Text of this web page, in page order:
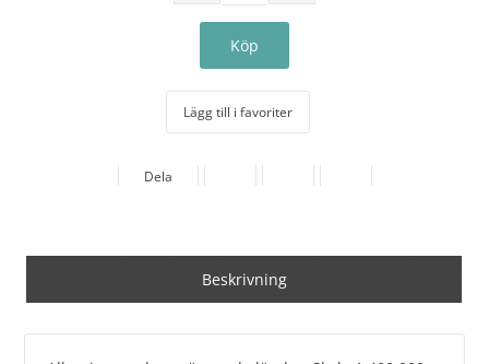
Lägg till i favoriter
Dela
Beskrivning